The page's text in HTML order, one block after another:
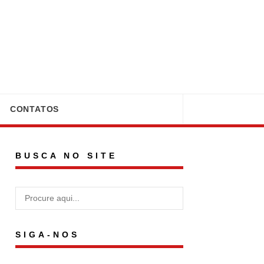
CONTATOS
BUSCA NO SITE
SIGA-NOS